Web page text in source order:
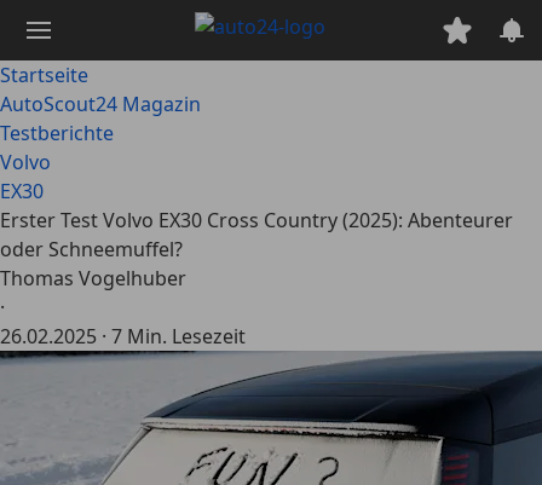
Hauptinhalt
springen
Startseite
AutoScout24 Magazin
Testberichte
Volvo
EX30
Erster Test Volvo EX30 Cross Country (2025): Abenteurer
oder Schneemuffel?
Thomas Vogelhuber
·
26.02.2025 · 7 Min. Lesezeit